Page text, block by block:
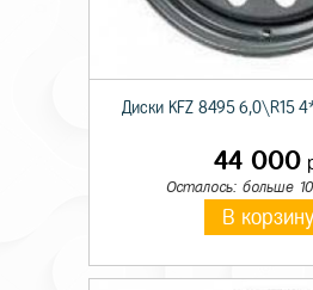
Диски KFZ 8495 6,0\R15
44 000
Осталось: больше
В корзину